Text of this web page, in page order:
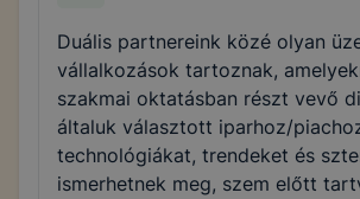
Duális partnereink közé olyan
vállalkozások tartoznak,
szakmai oktatásban részt vevő
általuk választott iparhoz/
technológiákat, trendeket és
ismerhetnek meg, szem előtt